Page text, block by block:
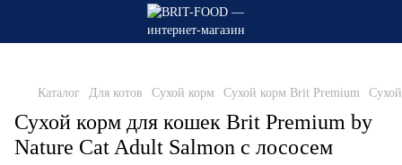
Каталог Для котов Сухой корм Сухой корм Brit Premium
Сухой корм для кошек Brit Premium by
Nature Cat Adult Salmon с лососем